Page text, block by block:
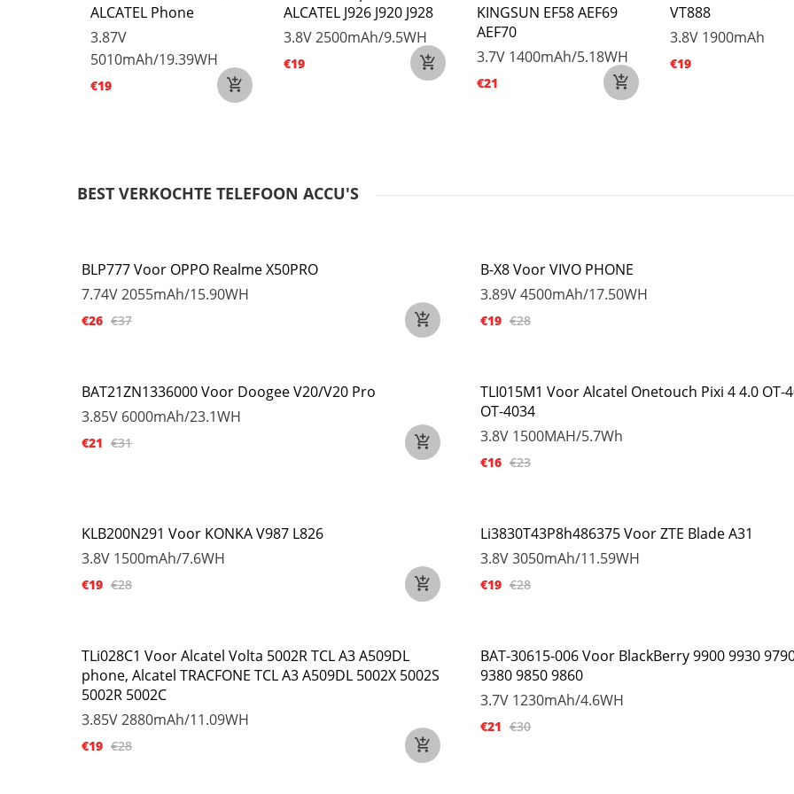
ALCATEL Phone
3.87V
5010mAh/19.39WH
€19
ALCATEL J926 J920 J928
3.8V2500mAh/9.5WH
€19
KINGSUN EF58 AEF69
AEF70
3.7V 1400mAh/5.18WH
€21
VT888
3.8V 1900mAh
€19
BEST VERKOCHTE TELEFOON ACCU'S
BLP777 Voor OPPO Realme X50PRO
7.74V2055mAh/15.90WH
€26 €37
B-X8 Voor VIVO PHONE
3.89V4500mAh/17.50WH
€19 €28
BAT21ZN1336000 Voor Doogee V20/V20 Pro
3.85V 6000mAh/23.1WH
€21 €31
TLI015M1 Voor Alcatel Onetouch Pixi 4 4.0 OT-
OT-4034
3.8V 1500MAH/5.7Wh
€16 €23
KLB200N291 Voor KONKA V987 L826
3.8V 1500mAh/7.6WH
€19 €28
Li3830T43P8h486375 Voor ZTE Blade A31
3.8V3050mAh/11.59WH
€19 €28
TLi028C1 Voor Alcatel Volta 5002R TCL A3 A509DL
phone, Alcatel TRACFONE TCL A3 A509DL 5002X 5002S
5002R 5002C
3.85V2880mAh/11.09WH
€19 €28
BAT-30615-006 Voor BlackBerry 9900 9930
9380 9850 9860
3.7V 1230mAh/4.6WH
€21 €30